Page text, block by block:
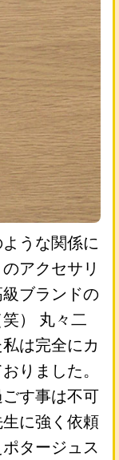
うな関係に
アクセサリ
ブランドの
） 丸々二
は完全にカ
りました。
す事は不可
に強く依頼
タージュス